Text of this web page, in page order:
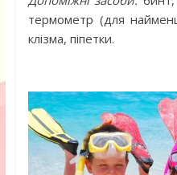
термометр (для
клізма, піпетки.